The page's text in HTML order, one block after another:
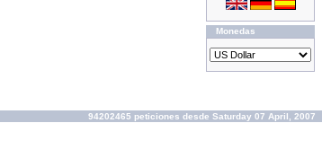
Monedas
94202465 peticiones desde Saturday 07 April, 2007